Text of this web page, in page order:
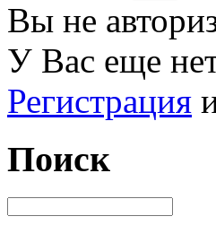
Вы не
У Вас еще
Регистрация
Поиск